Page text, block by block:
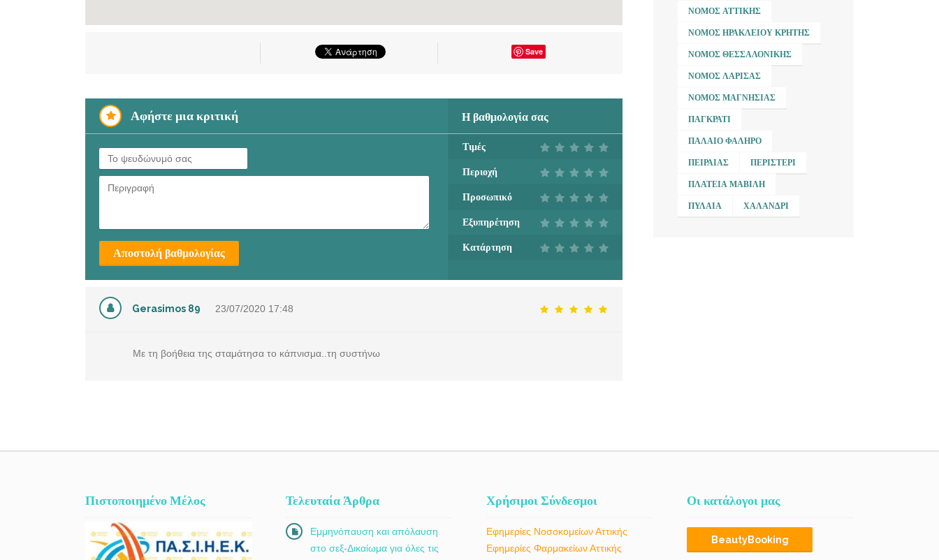
Save
Αφήστε μια κριτική Η βαθμολογία σας
Τιμές
Περιοχή
Προσωπικό
Εξυπηρέτηση
Κατάρτηση
Αποστολή βαθμολογίας
Gerasimos 89 23/07/2020 17:48
Με τη βοήθεια της σταμάτησα το κάπνισμα..τη συστήνω
ΝΟΜΌΣ ΑΤΤΙΚΉΣ
ΝΟΜΌΣ ΗΡΑΚΛΕΊΟΥ ΚΡΉΤΗΣ
ΝΟΜΌΣ ΘΕΣΣΑΛΟΝΊΚΗΣ
ΝΟΜΌΣ ΛΆΡΙΣΑΣ
ΝΟΜΌΣ ΜΑΓΝΗΣΊΑΣ
ΠΑΓΚΡΆΤΙ
ΠΑΛΑΙΌ ΦΆΛΗΡΟ
ΠΕΙΡΑΙΆΣ ΠΕΡΙΣΤΈΡΙ
ΠΛΑΤΕΊΑ ΜΑΒΊΛΗ
ΠΥΛΑΊΑ ΧΑΛΆΝΔΡΙ
Πιστοποιημένο Μέλος Τελευταία Άρθρα
Εμμηνόπαυση και απόλαυση
στο σεξ-Δικαίωμα για όλες τις
Χρήσιμοι Σύνδεσμοι
Εφημερίες Νοσοκομείων Αττικής
Εφημερίες Φαρμακείων Αττικής
Οι κατάλογοι μας
BeautyBooking